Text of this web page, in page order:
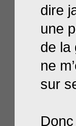
dire
une
de la
ne
sur